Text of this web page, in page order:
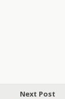
Next Post